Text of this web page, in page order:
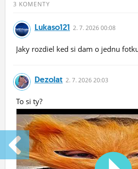
3 KOMENTY
Lukaso121 2. 7. 2026 00:08
Jaky rozdiel ked si dam o jednu
Dezolat 2. 7. 2026 20:03
To si ty?